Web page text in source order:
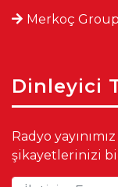
Merkoç Group
Dinleyici
Radyo
şikayetlerinizi